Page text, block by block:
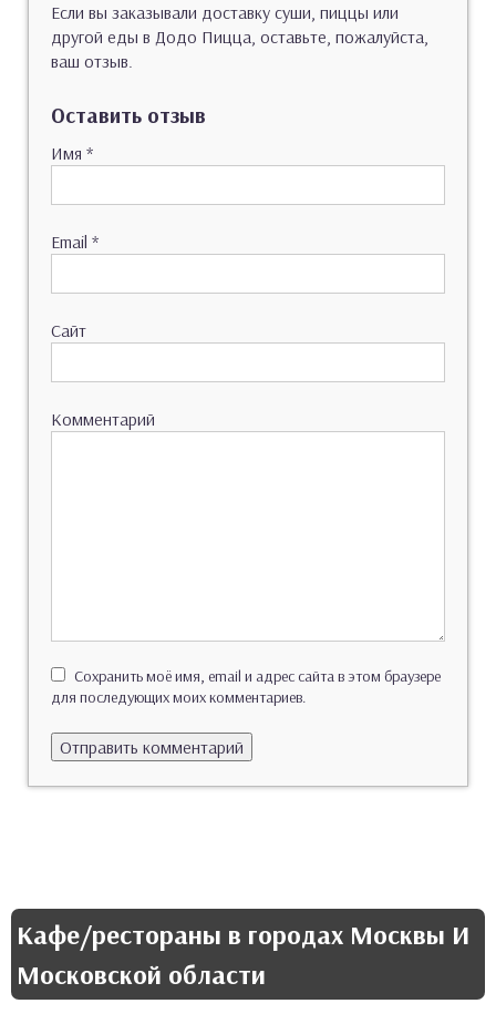
Если вы заказывали доставку суши, пиццы или
другой еды в Додо Пицца, оставьте, пожалуйста,
ваш отзыв.
Оставить отзыв
Имя *
Email *
Сайт
Комментарий
Сохранить моё имя, email и адрес сайта в этом браузере
для последующих моих комментариев.
Кафе/рестораны в городах Москвы И
Московской области